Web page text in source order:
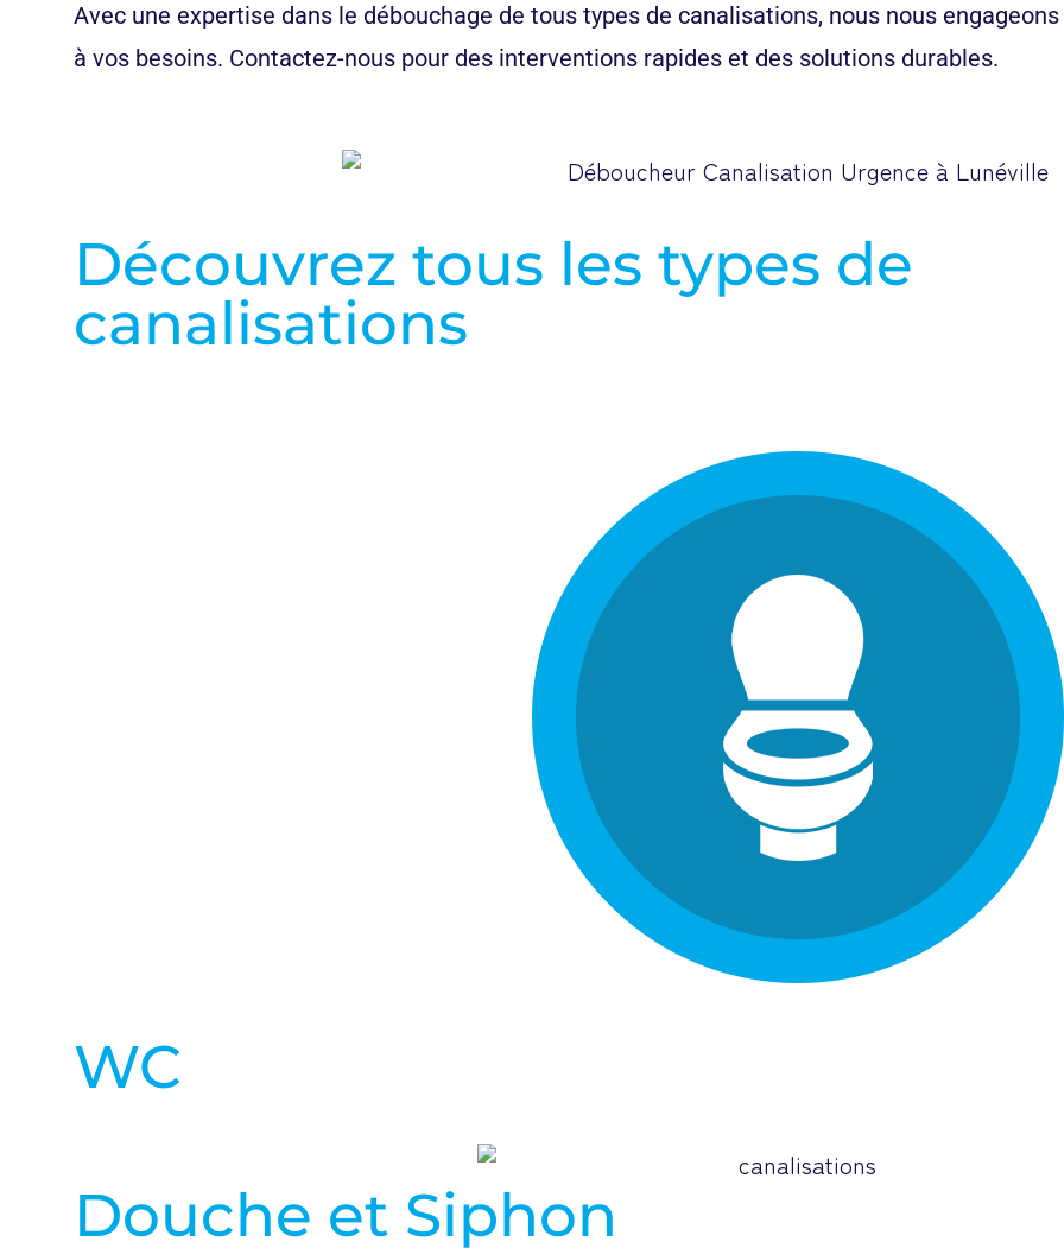
Avec une expertise dans le débouchage de tous types de canalisations, nous nous
à vos besoins. Contactez-nous pour des interventions rapides et des solutions durables.
Découvrez tous les types de
canalisations
WC
Douche et Siphon